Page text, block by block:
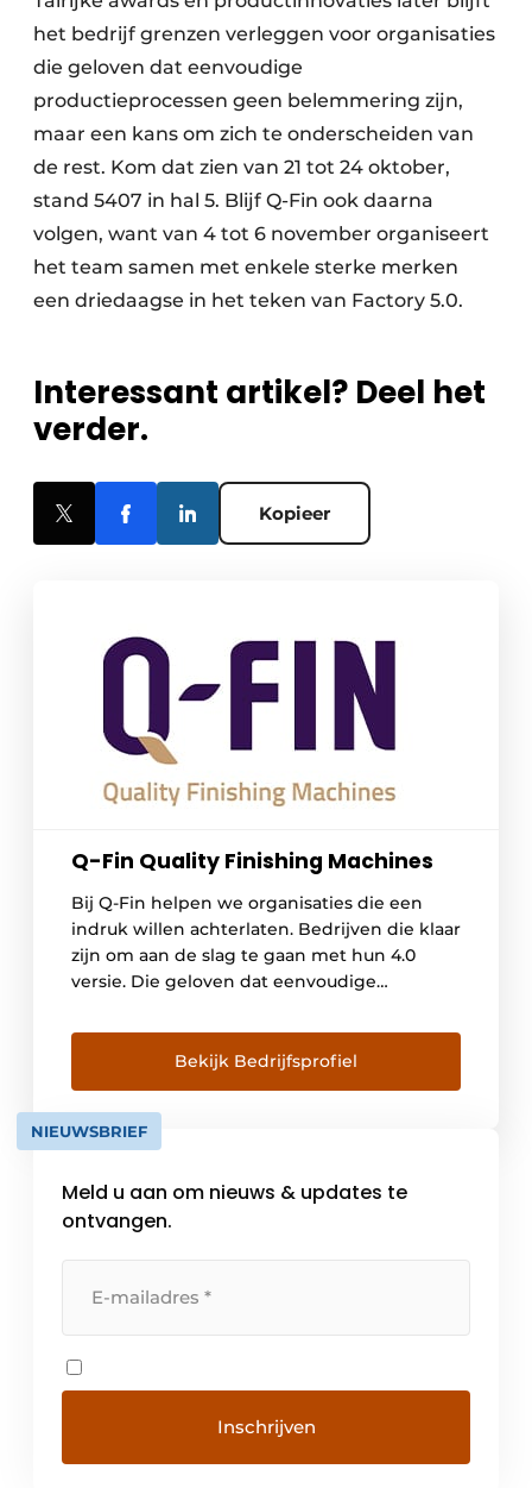
het bedrijf grenzen verleggen voor organisaties
die geloven dat eenvoudige
productieprocessen geen belemmering zijn,
maar een kans om zich te onderscheiden van
de rest. Kom dat zien van 21 tot 24 oktober,
stand 5407 in hal 5. Blijf Q-Fin ook daarna
volgen, want van 4 tot 6 november organiseert
het team samen met enkele sterke merken
een driedaagse in het teken van Factory 5.0.
Interessant artikel? Deel het
verder.
Kopieer
Q-Fin Quality Finishing Machines
Bij Q-Fin helpen we organisaties die een
indruk willen achterlaten. Bedrijven die klaar
zijn om aan de slag te gaan met hun 4.0
versie. Die geloven dat eenvoudige
maar een kans om je te onderscheiden van
de rest. Precies zoals wij ons ook willen
onderscheiden. Q-Fin ontwikkelt, bouwt en
levert oplossingen […]
Bekijk Bedrijfsprofiel
NIEUWSBRIEF
Meld u aan om nieuws & updates te
ontvangen.